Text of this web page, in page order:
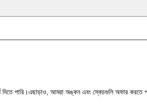
দিতে পারি।এছাড়াও, আমরা অঙ্কন এবং স্কেচগুলি অফার করতে